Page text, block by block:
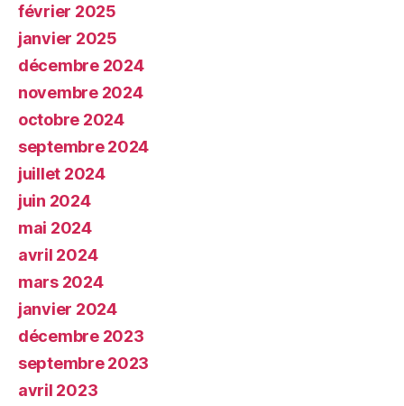
février 2025
janvier 2025
décembre 2024
novembre 2024
octobre 2024
septembre 2024
juillet 2024
juin 2024
mai 2024
avril 2024
mars 2024
janvier 2024
décembre 2023
septembre 2023
avril 2023